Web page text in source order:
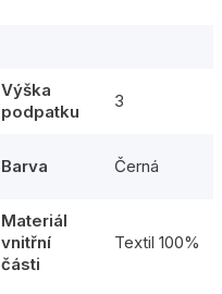
Výška
podpatku
3
Barva Černá
Materiál
vnitřní
části
Textil 100%